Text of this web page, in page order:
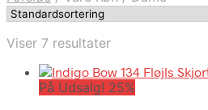
Viser 7 resultater
På Udsalg! 25%